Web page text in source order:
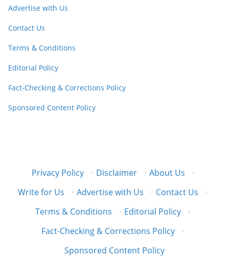
Advertise with Us
Contact Us
Terms & Conditions
Editorial Policy
Fact-Checking & Corrections Policy
Sponsored Content Policy
Privacy Policy · Disclaimer · About Us
·
Write for Us
· Advertise with Us · Contact Us
·
Terms & Conditions
· Editorial Policy
·
Fact-Checking & Corrections Policy
·
Sponsored Content Policy